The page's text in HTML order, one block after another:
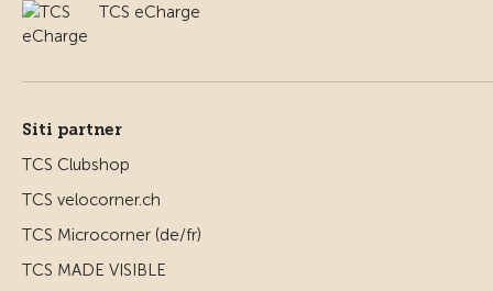
TCS eCharge
Siti partner
TCS Clubshop
TCS velocorner.ch
TCS Microcorner (de/fr)
TCS MADE VISIBLE